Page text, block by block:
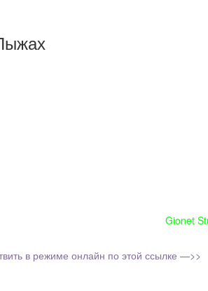
Gionet
в режиме онлайн по этой ссылке —>>